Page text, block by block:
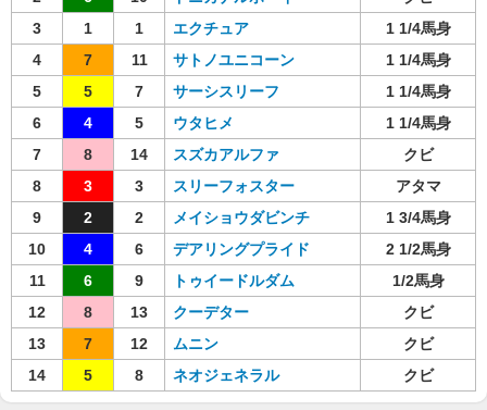
3
1 1 エクチュア
1 1/4馬身
4
7 11 サトノユニコーン
1 1/4馬身
5
5 7 サーシスリーフ
1 1/4馬身
6
4 5 ウタヒメ
1 1/4馬身
7
8 14 スズカアルファ
クビ
8
3 3 スリーフォスター
アタマ
9
2 2 メイショウダビンチ
1 3/4馬身
10
4 6 デアリングプライド
2 1/2馬身
11
6 9 トゥイードルダム
1/2馬身
12
8 13 クーデター
クビ
13
7 12 ムニン
クビ
14
5 8 ネオジェネラル クビ